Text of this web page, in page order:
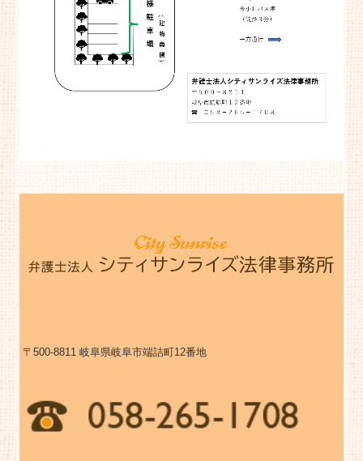
〒500-8811岐阜県岐阜市端詰町12番地